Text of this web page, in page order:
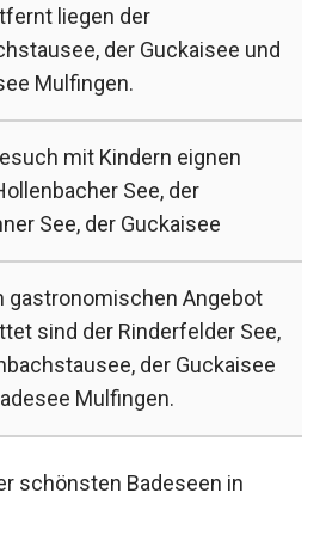
liegen der
der Guckaisee und
Mulfingen.
mit Kindern eignen
See, der
See, der Guckaisee
gastronomischen Angebot
sind der Rinderfelder See,
der Guckaisee
Mulfingen.
schönsten Badeseen in